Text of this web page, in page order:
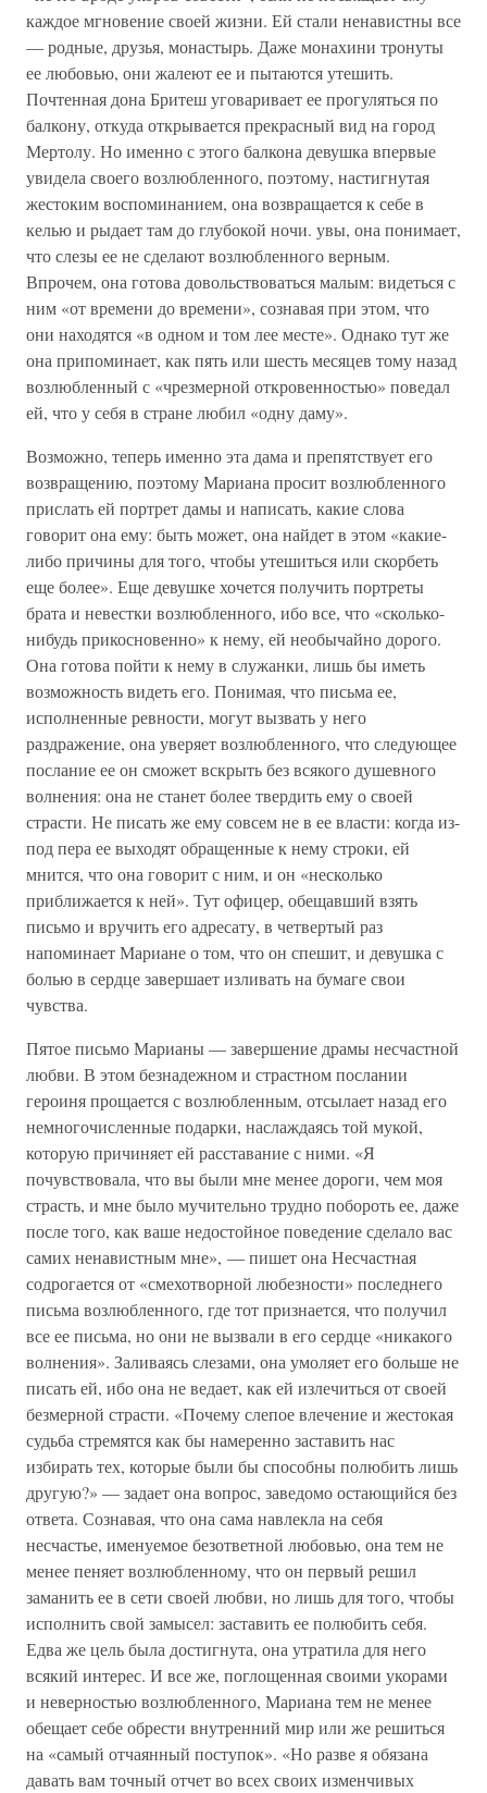
каждое мгновение своей жизни. Ей стали ненавистны все
— родные, друзья, монастырь. Даже монахини тронуты
ее любовью, они жалеют ее и пытаются утешить.
Почтенная дона Бритеш уговаривает ее прогуляться по
балкону, откуда открывается прекрасный вид на город
Мертолу. Но именно с этого балкона девушка впервые
увидела своего возлюбленного, поэтому, настигнутая
жестоким воспоминанием, она возвращается к себе в
келью и рыдает там до глубокой ночи. увы, она понимает,
что слезы ее не сделают возлюбленного верным.
Впрочем, она готова довольствоваться малым: видеться с
ним «от времени до времени», сознавая при этом, что
они находятся «в одном и том лее месте». Однако тут же
она припоминает, как пять или шесть месяцев тому назад
возлюбленный с «чрезмерной откровенностью» поведал
ей, что у себя в стране любил «одну даму».
Возможно, теперь именно эта дама и препятствует его
возвращению, поэтому Мариана просит возлюбленного
прислать ей портрет дамы и написать, какие слова
говорит она ему: быть может, она найдет в этом «какие-
либо причины для того, чтобы утешиться или скорбеть
еще более». Еще девушке хочется получить портреты
брата и невестки возлюбленного, ибо все, что «сколько-
нибудь прикосновенно» к нему, ей необычайно дорого.
Она готова пойти к нему в служанки, лишь бы иметь
возможность видеть его. Понимая, что письма ее,
исполненные ревности, могут вызвать у него
раздражение, она уверяет возлюбленного, что следующее
послание ее он сможет вскрыть без всякого душевного
волнения: она не станет более твердить ему о своей
страсти. Не писать же ему совсем не в ее власти: когда из-
под пера ее выходят обращенные к нему строки, ей
мнится, что она говорит с ним, и он «несколько
приближается к ней». Тут офицер, обещавший взять
письмо и вручить его адресату, в четвертый раз
напоминает Мариане о том, что он спешит, и девушка с
болью в сердце завершает изливать на бумаге свои
чувства.
Пятое письмо Марианы — завершение драмы несчастной
любви. В этом безнадежном и страстном послании
героиня прощается с возлюбленным, отсылает назад его
немногочисленные подарки, наслаждаясь той мукой,
которую причиняет ей расставание с ними. «Я
почувствовала, что вы были мне менее дороги, чем моя
страсть, и мне было мучительно трудно побороть ее, даже
после того, как ваше недостойное поведение сделало вас
самих ненавистным мне», — пишет она Несчастная
содрогается от «смехотворной любезности» последнего
письма возлюбленного, где тот признается, что получил
все ее письма, но они не вызвали в его сердце «никакого
волнения». Заливаясь слезами, она умоляет его больше не
писать ей, ибо она не ведает, как ей излечиться от своей
безмерной страсти. «Почему слепое влечение и жестокая
судьба стремятся как бы намеренно заставить нас
избирать тех, которые были бы способны полюбить лишь
другую?» — задает она вопрос, заведомо остающийся без
ответа. Сознавая, что она сама навлекла на себя
несчастье, именуемое безответной любовью, она тем не
менее пеняет возлюбленному, что он первый решил
заманить ее в сети своей любви, но лишь для того, чтобы
исполнить свой замысел: заставить ее полюбить себя.
Едва же цель была достигнута, она утратила для него
всякий интерес. И все же, поглощенная своими укорами
и неверностью возлюбленного, Мариана тем не менее
обещает себе обрести внутренний мир или же решиться
на «самый отчаянный поступок». «Но разве я обязана
давать вам точный отчет во всех своих изменчивых